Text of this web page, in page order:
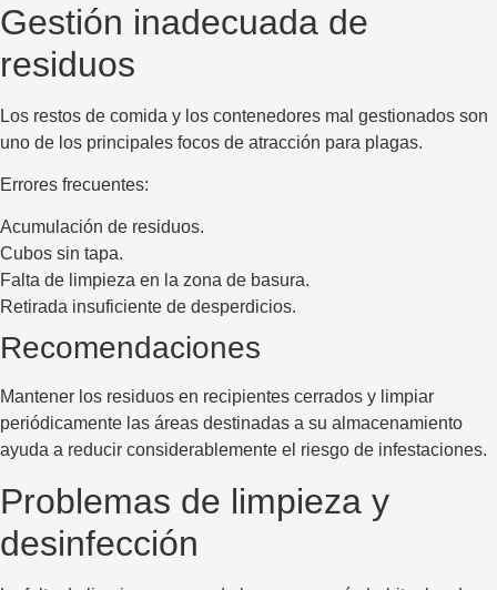
Gestión inadecuada de
residuos
Los restos de comida y los contenedores mal gestionados son
uno de los principales focos de atracción para plagas.
Errores frecuentes:
Acumulación de residuos.
Cubos sin tapa.
Falta de limpieza en la zona de basura.
Retirada insuficiente de desperdicios.
Recomendaciones
Mantener los residuos en recipientes cerrados y limpiar
periódicamente las áreas destinadas a su almacenamiento
ayuda a reducir considerablemente el riesgo de infestaciones.
Problemas de limpieza y
desinfección